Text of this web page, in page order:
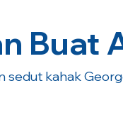
Buat
sedut kahak